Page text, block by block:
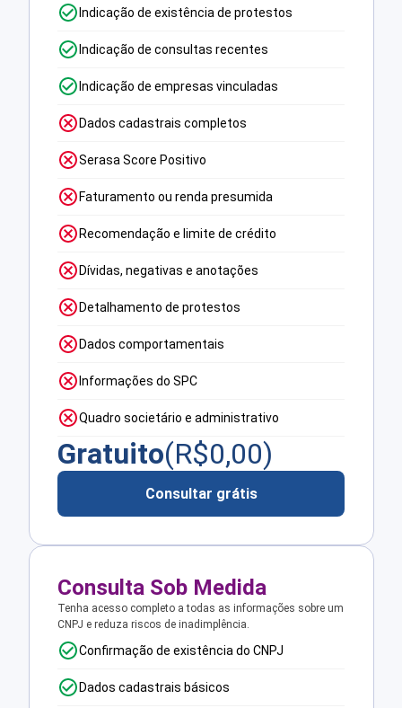
Indicação de existência de protestos
Indicação de consultas recentes
Indicação de empresas vinculadas
Dados cadastrais completos
Serasa Score Positivo
Faturamento ou renda presumida
Recomendação e limite de crédito
Dívidas, negativas e anotações
Detalhamento de protestos
Dados comportamentais
Informações do SPC
Quadro societário e administrativo
Gratuito(R$0,00)
Consultar grátis
Consulta Sob Medida
Tenha acesso completo a todas as informações sobre um
CNPJ e reduza riscos de inadimplência.
Confirmação de existência do CNPJ
Dados cadastrais básicos